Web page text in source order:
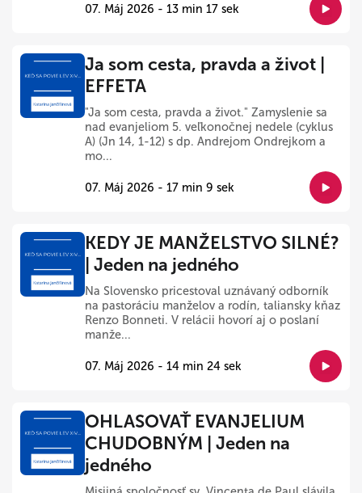
07. Máj 2026 - 13 min 17 sek
Ja som cesta, pravda a život |
EFFETA
"Ja som cesta, pravda a život." Zamyslenie sa
nad evanjeliom 5. veľkonočnej nedele (cyklus
A) (Jn 14, 1-12) s dp. Andrejom Ondrejkom a
mo...
07. Máj 2026 - 17 min 9 sek
KEDY JE MANŽELSTVO SILNÉ?
| Jeden na jedného
Na Slovensko pricestoval uznávaný odborník
na pastoráciu manželov a rodín, taliansky kňaz
Renzo Bonneti. V relácii hovorí aj o poslaní
manže...
07. Máj 2026 - 14 min 24 sek
OHLASOVAŤ EVANJELIUM
CHUDOBNÝM | Jeden na
jedného